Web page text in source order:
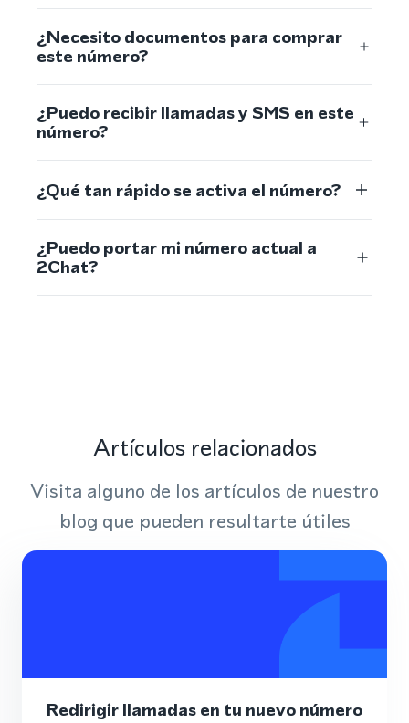
¿Necesito documentos para comprar
este número?
¿Puedo recibir llamadas y SMS en este
número?
¿Qué tan rápido se activa el número?
¿Puedo portar mi número actual a
2Chat?
Artículos relacionados
Visita alguno de los artículos de nuestro
blog que pueden resultarte útiles
Redirigir llamadas en tu nuevo número